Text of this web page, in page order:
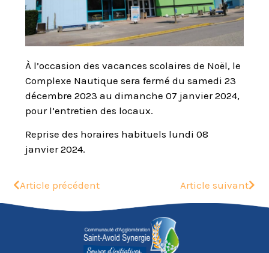
À l’occasion des vacances scolaires de Noël, le
Complexe Nautique sera fermé du samedi 23
décembre 2023 au dimanche 07 janvier 2024,
pour l’entretien des locaux.
Reprise des horaires habituels lundi 08
janvier 2024.
Article précédent Article suivant